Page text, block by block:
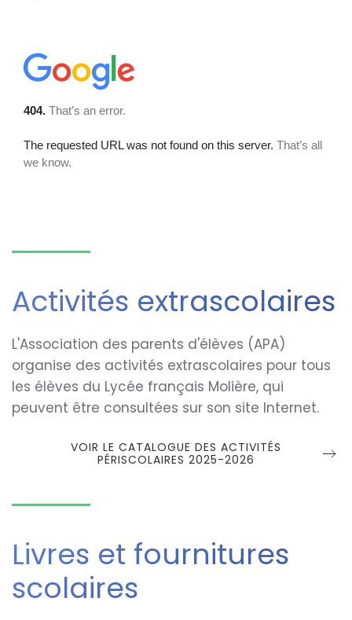
Activités extrascolaires
L'Association des parents d'élèves (APA)
organise des activités extrascolaires pour tous
les élèves du Lycée français Molière, qui
peuvent être consultées sur son site Internet.
VOIR LE CATALOGUE DES ACTIVITÉS
PÉRISCOLAIRES 2025-2026
Livres et fournitures
scolaires